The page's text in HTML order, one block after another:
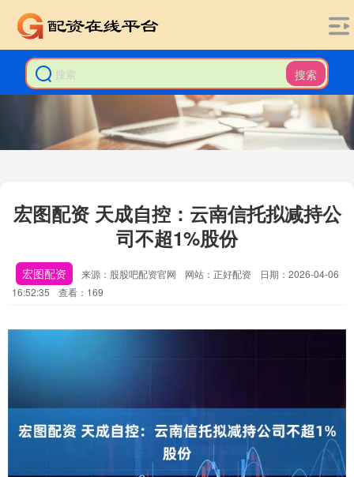
搜索
宏图配资 天成自控：云南信托拟减持公
司不超1%股份
宏图配资 来源：股股吧配资官网 网站：正好配资
日期：2026-04-06
16:52:35
查看：169